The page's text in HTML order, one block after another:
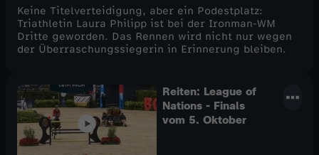
Keine Titelverteidigung, aber ein Podestplatz:
Triathletin Laura Philipp ist bei der Ironman-WM
Dritte geworden. Das Rennen wird nicht nur wegen
der Überraschungssiegerin in Erinnerung bleiben.
Reiten: League of
Nations - Finals
vom 5. Oktober